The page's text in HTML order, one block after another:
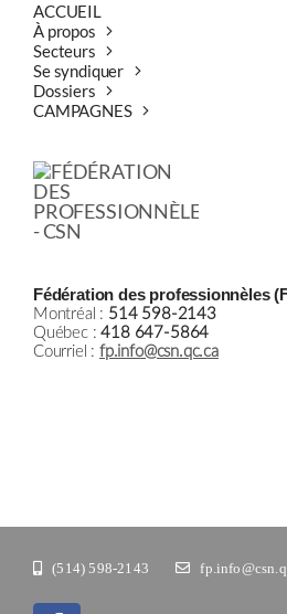
ACCUEIL
À propos
Secteurs
Se syndiquer
Dossiers
CAMPAGNES
Fédération des professionnèles
Montréal : 514 598-2143
Québec :418 647-5864
Courriel :fp.info@csn.qc.ca
(514) 598-2143